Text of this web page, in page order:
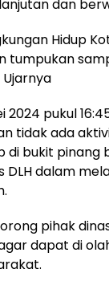
dan
Hidup
tumpukan
2024 pukul
tidak ada
di bukit
DLH dalam
pihak
dapat di